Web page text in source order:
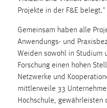
Projekte in der F&E belegt."
Gemeinsam haben alle
Anwendungs- und
Weiden sowohl in Studium
Forschung einen hohen
Netzwerke und
mittlerweile 33
Hochschule, gewährleisten
30 Tage
Chat
Name:
MibewSessionID,
chat-frame-style-
Zweck:
Wird benötigt um die